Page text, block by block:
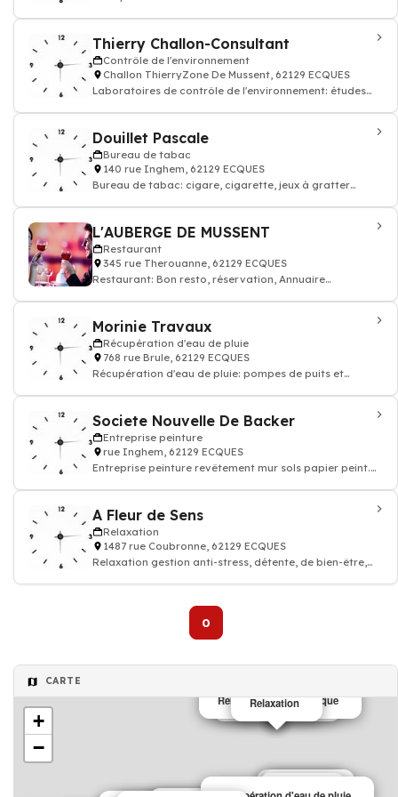
Thierry Challon-Consultant
Contrôle de l'environnement
Challon ThierryZone De Mussent, 62129 ECQUES
Laboratoires de contrôle de l'environnement: études
Douillet Pascale
Bureau de tabac
140 rue Inghem, 62129 ECQUES
Bureau de tabac: cigare, cigarette, jeux à gratter
L'AUBERGE DE MUSSENT
Restaurant
345 rue Therouanne, 62129 ECQUES
Restaurant: Bon resto, réservation, Annuaire
Morinie Travaux
Récupération d'eau de pluie
768 rue Brule, 62129 ECQUES
Récupération d'eau de pluie: pompes de puits et
Societe Nouvelle De Backer
Entreprise peinture
rue Inghem, 62129 ECQUES
Entreprise peinture revêtement mur sols papier peint.
A Fleur de Sens
Relaxation
1487 rue Coubronne, 62129 ECQUES
Relaxation gestion anti-stress, détente, de bien-être,
0
CARTE
Salon de massage
Escalier
Relaxation Thérapeutique
Relaxation
+
−